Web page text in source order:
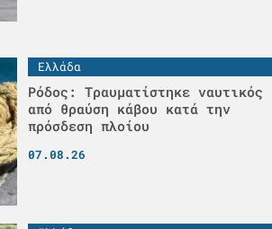
Ελλάδα
Ρόδος: Τραυματίστηκε ναυτικός
από θραύση κάβου κατά την
πρόσδεση πλοίου
07.08.26